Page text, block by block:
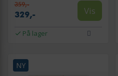
359,-
329,- Vis
På lager
NY